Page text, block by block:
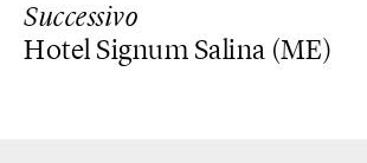
Successivo
Hotel Signum Salina (ME)